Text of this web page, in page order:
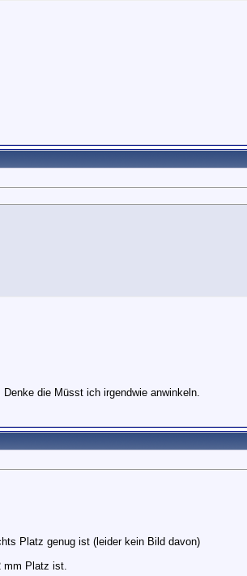
die Müsst ich irgendwie anwinkeln.
Platz genug ist (leider kein Bild davon)
mm Platz ist.